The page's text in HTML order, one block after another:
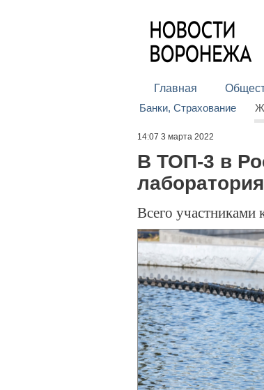
Главная
Банки, Страхование
14:07 3 марта 2022
В ТОП-3 в
Всего участниками